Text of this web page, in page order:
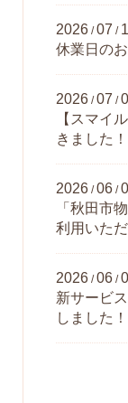
2026 /07 /
休業日の
2026 /07 /
【スマイ
きました！
2026 /06 /
「秋田市
利用いた
2026 /06 /
新サービ
しました！